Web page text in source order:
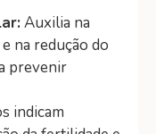
Auxilia na
na redução do
prevenir
indicam